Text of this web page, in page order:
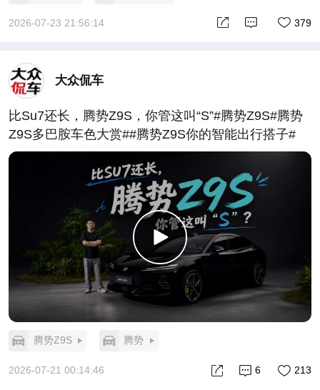
2026-07-23 21:56:14 379
大众侃车
比Su7还长，腾势Z9S，你管这叫“S”#腾势Z9S#腾势
Z9S多巴胺车色大赏##腾势Z9S你的智能出行搭子#
腾势Z9S 腾势
2026-07-21 00:14:46 213
6